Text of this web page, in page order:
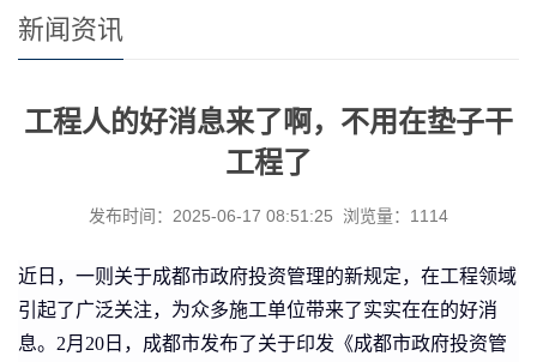
新闻资讯
工程人的好消息来了啊，不用在垫子干
工程了
发布时间：2025-06-17 08:51:25 浏览量：1114
近日，一则关于成都市政府投资管理的新规定，在工程领域
引起了广泛关注，为众多施工单位带来了实实在在的好消
息。2月20日，成都市发布了关于印发《成都市政府投资管